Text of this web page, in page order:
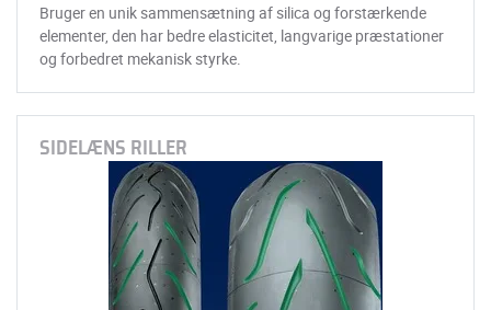
Bruger en unik sammensætning af silica og forstærkende
elementer, den har bedre elasticitet, langvarige præstationer
og forbedret mekanisk styrke.
SIDELÆNS RILLER